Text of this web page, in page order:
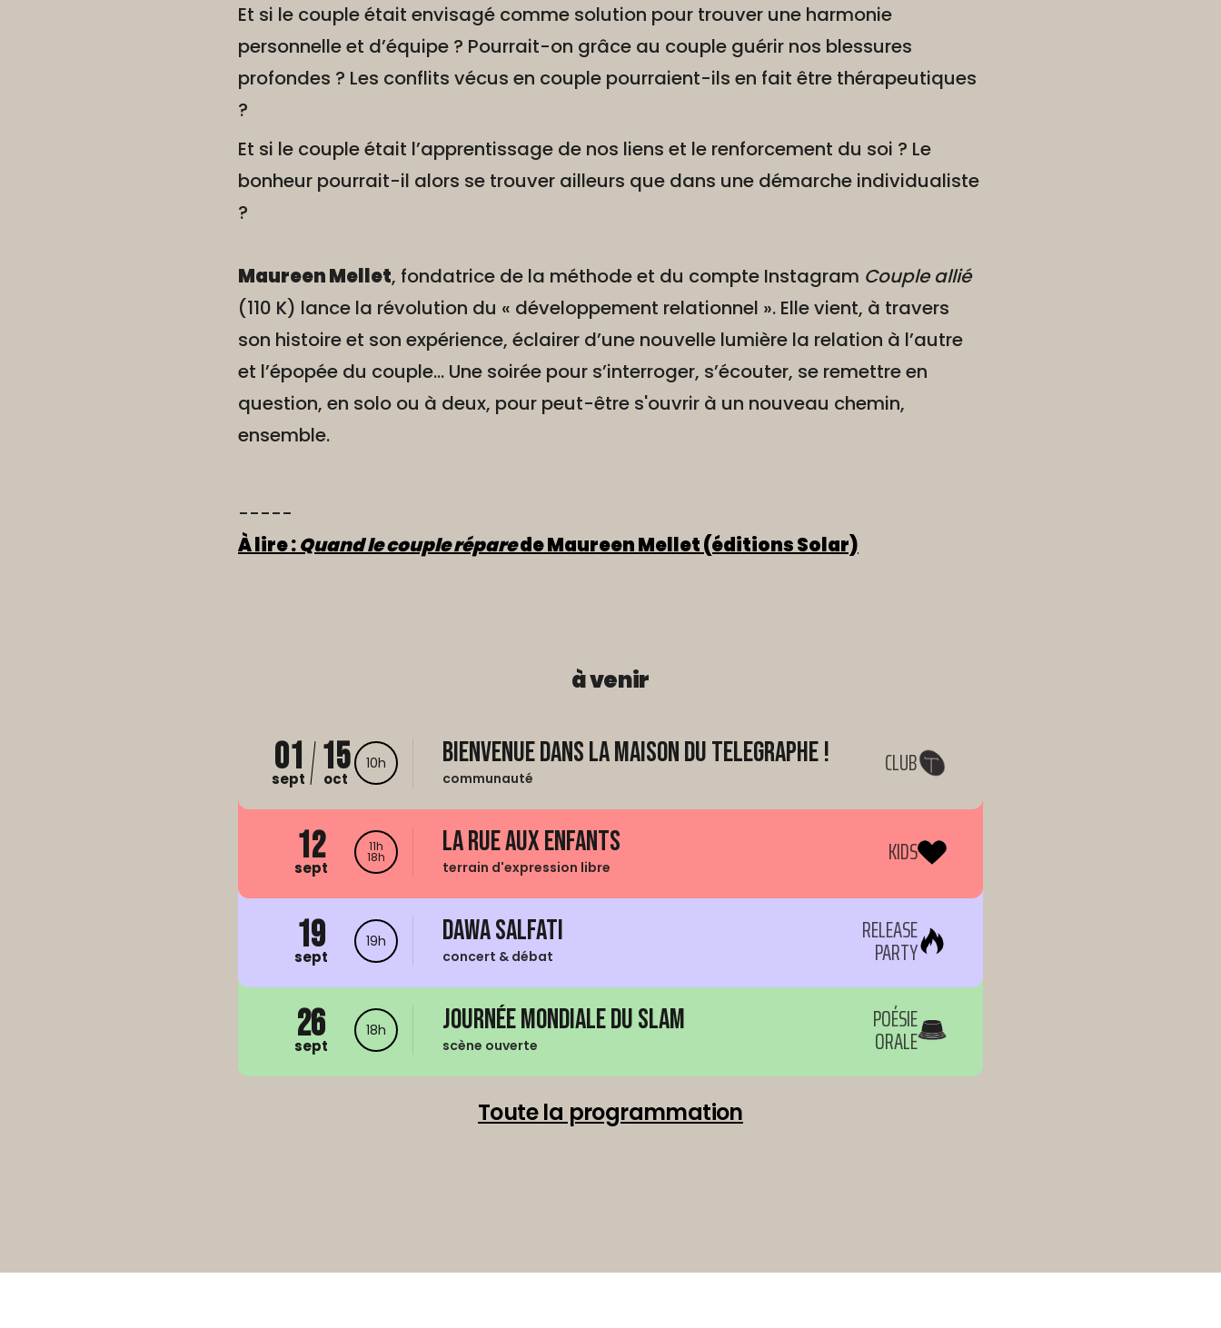
Et si le couple était envisagé comme solution pour trouver une harmonie
personnelle et d’équipe ? Pourrait-on grâce au couple guérir nos blessures
profondes ? Les conflits vécus en couple pourraient-ils en fait être thérapeutiques
?
Et si le couple était l’apprentissage de nos liens et le renforcement du soi ? Le
bonheur pourrait-il alors se trouver ailleurs que dans une démarche individualiste
?
Maureen Mellet, fondatrice de la méthode et du compte Instagram Couple allié
(110 K) lance la révolution du « développement relationnel ». Elle vient, à travers
son histoire et son expérience, éclairer d’une nouvelle lumière la relation à l’autre
et l’épopée du couple... Une soirée pour s’interroger, s’écouter, se remettre en
question, en solo ou à deux, pour peut-être s'ouvrir à un nouveau chemin,
ensemble.
-----
À lire :Quand le couple réparede Maureen Mellet (éditions Solar)
à venir
01
sept 15
oct
10h Bienvenue dans La Maison du Telegraphe !
communauté CLUB
12
sept
11h
18h La Rue aux enfants
terrain d'expression libre KIDS
19
sept
19h Dawa Salfati
concert & débat
RELEASE
PARTY
26
sept
18h Journée mondiale du Slam
scène ouverte
POÉSIE
ORALE
Toute la programmation